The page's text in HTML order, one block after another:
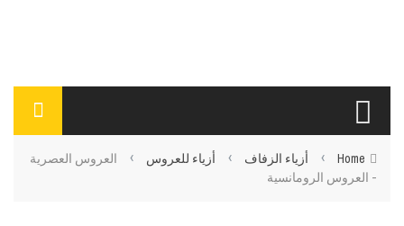
Home
› أزياء الزفاف › أزياء للعروس ›
العروس العصرية
- العروس الرومانسية